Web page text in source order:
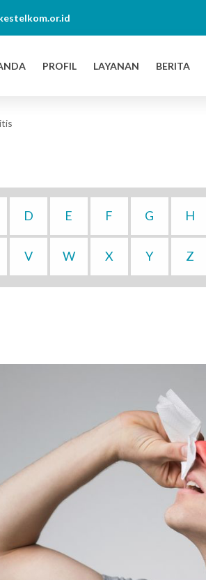
PROFIL LAYANAN BERITA
D E F G H
V W X Y Z